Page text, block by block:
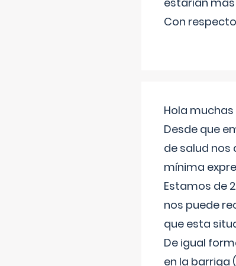
Con respecto
Hola
Desde que
de salud nos
mínima
Estamos de
nos puede
que esta
De igual
en la barriga